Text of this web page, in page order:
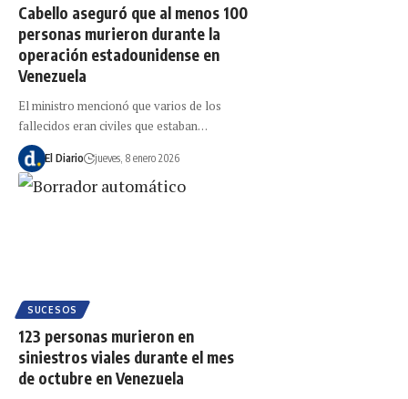
Cabello aseguró que al menos 100
personas murieron durante la
operación estadounidense en
Venezuela
El ministro mencionó que varios de los
fallecidos eran civiles que estaban…
El Diario jueves, 8 enero 2026
SUCESOS
123 personas murieron en
siniestros viales durante el mes
de octubre en Venezuela